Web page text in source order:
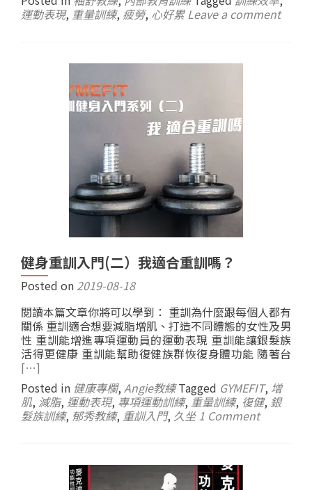
運動表現, 重量訓練, 疲勞, 心好累 Leave a comment
健身重訓入門(二）我適合重訓嗎？
Posted on 2019-08-18
閱讀本篇文章你將可以學到： 重訓為什麼跟每個人都有
關係 重訓適合想要減脂增肌、打造不同體態的女性及男
性 重訓能增進專項運動員的運動表現 重訓能讓銀髮族
活得更健康 重訓能幫助復健族群恢復身體功能 隨著台
[…]
Posted in 健康專欄, Angie教練 Tagged GYMEFIT, 增
肌, 減脂, 運動表現, 專項運動訓練, 重量訓練, 復健, 銀
髮族訓練, 郁秀教練, 重訓入門, 久坐 1 Comment